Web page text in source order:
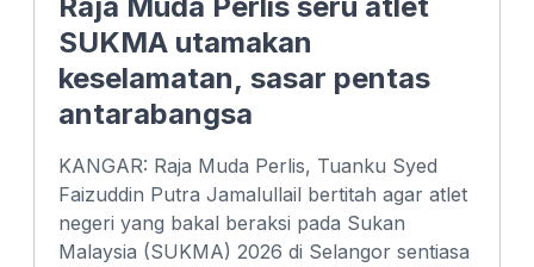
Raja Muda Perlis seru atlet
SUKMA utamakan
keselamatan, sasar pentas
antarabangsa
KANGAR: Raja Muda Perlis, Tuanku Syed
Faizuddin Putra Jamalullail bertitah agar atlet
negeri yang bakal beraksi pada Sukan
Malaysia (SUKMA) 2026 di Selangor sentiasa